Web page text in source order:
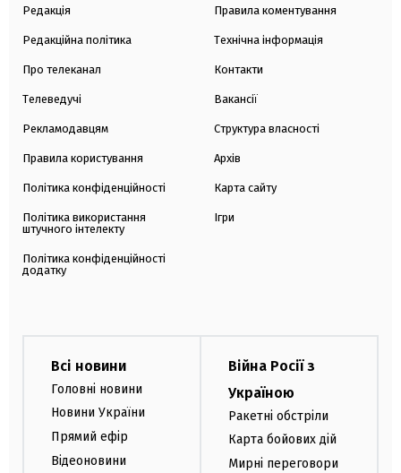
Редакція
Редакційна політика
Про телеканал
Телеведучі
Рекламодавцям
Правила користування
Політика конфіденційності
Політика використання
штучного інтелекту
Політика конфіденційності
додатку
Правила коментування
Технічна інформація
Контакти
Вакансії
Структура власності
Архів
Карта сайту
Ігри
Всі новини
Головні новини
Новини України
Прямий ефір
Відеоновини
Війна Росії з
Україною
Ракетні обстріли
Карта бойових дій
Мирні переговори